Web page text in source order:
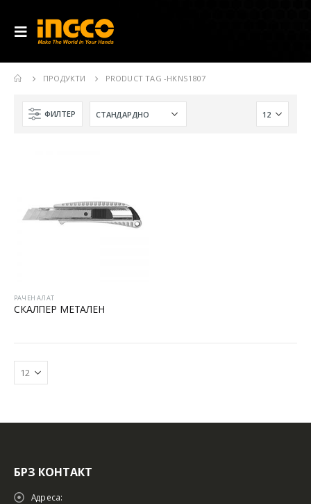
ПРОДУКТИ PRODUCT TAG -HKNS1807
ФИЛТЕР
РАЧЕН АЛАТ
СКАЛПЕР МЕТАЛЕН
БРЗ КОНТАКТ
Адреса: